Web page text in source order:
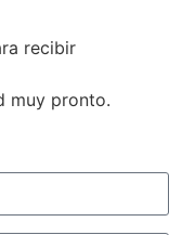
recibir
muy pronto.